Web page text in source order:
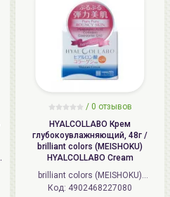
/ 0 отзывов
HYALCOLLABO Крем
глубокоувлажняющий, 48г /
brilliant colors (MEISHOKU)
HYALCOLLABO Cream
brilliant colors (MEISHOKU)
(Япония)
Код: 4902468227080